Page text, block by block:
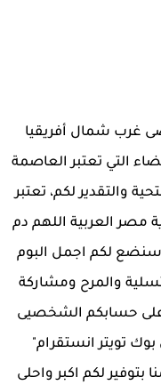
غرب شمال أفريقيا
التي تعتبر العاصمة
والتقدير لكم، تعتبر
مصر العربية اللهم دم
سنضع لكم اجمل البوم
2021 للتسلية والمرح ومشاركة
حسابكم الشخصيى
تويتر انستقرام"
لكم اكبر واحلى